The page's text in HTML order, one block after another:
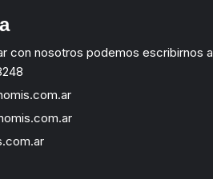
con nosotros podemos escribirnos a